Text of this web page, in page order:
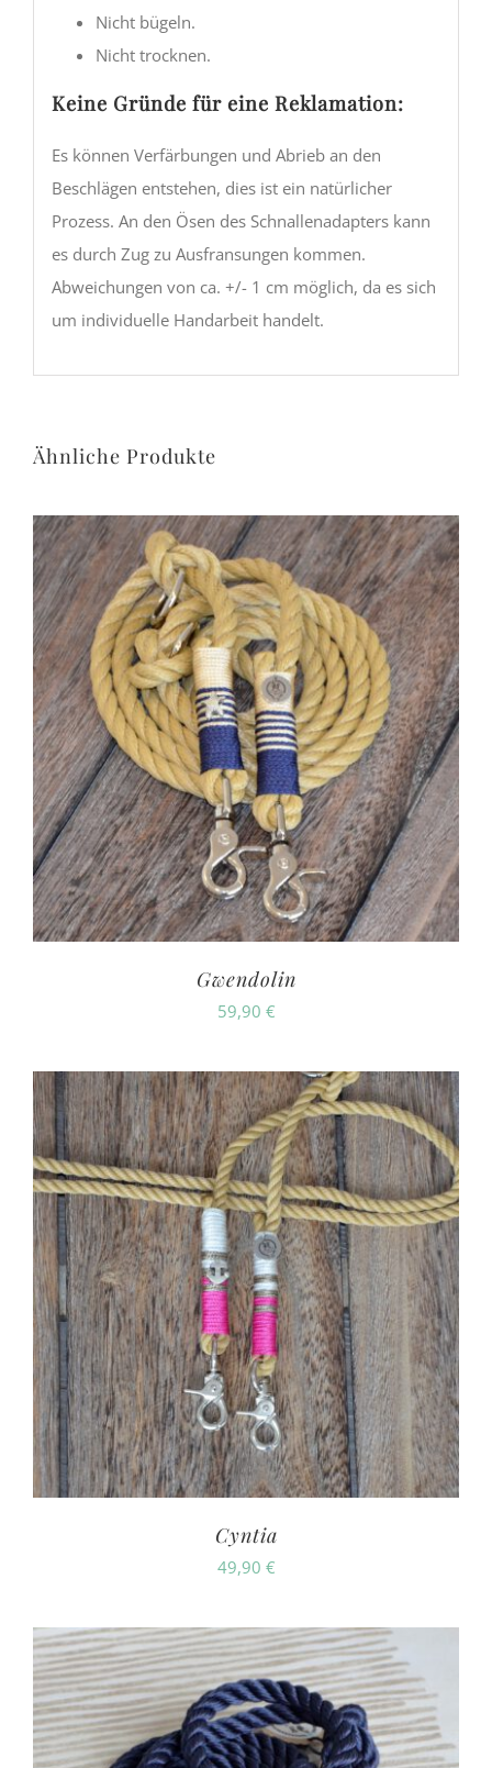
Nicht bügeln.
Nicht trocknen.
Keine Gründe für eine Reklamation:
Es können Verfärbungen und Abrieb an den
Beschlägen entstehen, dies ist ein natürlicher
Prozess. An den Ösen des Schnallenadapters kann
es durch Zug zu Ausfransungen kommen.
Abweichungen von ca. +/- 1 cm möglich, da es sich
um individuelle Handarbeit handelt.
Ähnliche Produkte
Gwendolin
59,90 €
Cyntia
49,90 €